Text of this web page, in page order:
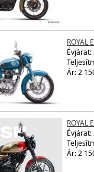
ROYAL
Évjárat:
Ár: 2
ROYAL
Évjárat:
Ár: 2